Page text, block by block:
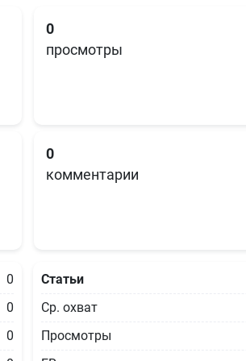
0
просмотры
0
комментарии
0
0
0
Статьи
Ср. охват
Просмотры